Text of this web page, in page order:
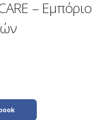
– Εμπόριο